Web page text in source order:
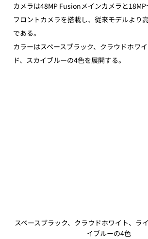
カメラは48MP Fusionメインカメラと
フロントカメラを搭載し、従来モデルより
である。
カラーはスペースブラック、クラウドホワ
ド、スカイブルーの4色を展開する。
スペースブラック、クラウドホワイト、ラ
イブルーの4色